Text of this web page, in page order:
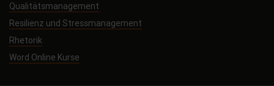
Qualitätsmanagement
Resilienz und Stressmanagement
Rhetorik
Word Online Kurse